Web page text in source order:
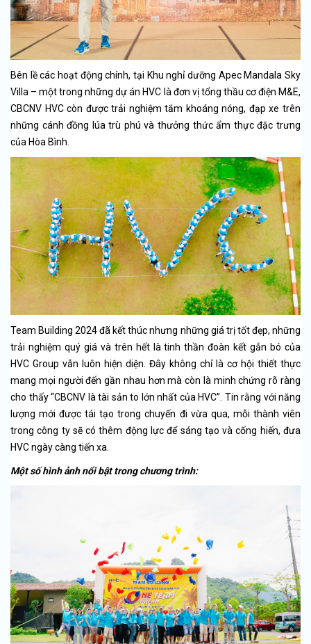
Bên lề các hoạt động chính, tại Khu nghỉ dưỡng Apec Mandala Sky
Villa – một trong những dự án HVC là đơn vị tổng thầu cơ điện M&E,
CBCNV HVC còn được trải nghiệm tắm khoáng nóng, đạp xe trên
những cánh đồng lúa trù phú và thưởng thức ẩm thực đặc trưng
của Hòa Bình.
Team Building 2024 đã kết thúc nhưng những giá trị tốt đẹp, những
trải nghiệm quý giá và trên hết là tinh thần đoàn kết gắn bó của
HVC Group vẫn luôn hiện diện. Đây không chỉ là cơ hội thiết thực
mang mọi người đến gần nhau hơn mà còn là minh chứng rõ ràng
cho thấy “CBCNV là tài sản to lớn nhất của HVC”. Tin rằng với năng
lượng mới được tái tạo trong chuyến đi vừa qua, mỗi thành viên
trong công ty sẽ có thêm động lực để sáng tạo và cống hiến, đưa
HVC ngày càng tiến xa.
Một số hình ảnh nổi bật trong chương trình: